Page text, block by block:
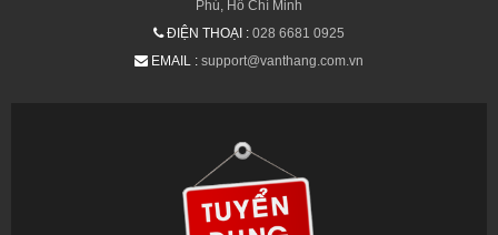
Phú, Hồ Chí Minh
ĐIỆN THOẠI : 028 6681 0925
EMAIL : support@vanthang.com.vn